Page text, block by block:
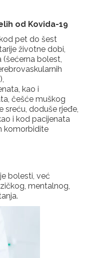
od Kovida-19
pet do šest
životne dobi,
bolest,
kao i
češće muškog
sreću, doduše rjeđe,
i kod pacijenata
komorbidite
bolesti, već
mentalnog,